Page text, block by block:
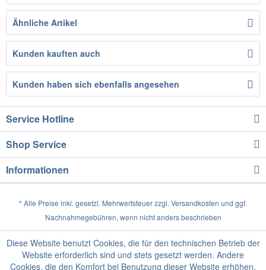
Ähnliche Artikel
Kunden kauften auch
Kunden haben sich ebenfalls angesehen
Service Hotline
Shop Service
Informationen
* Alle Preise inkl. gesetzl. Mehrwertsteuer zzgl. Versandkosten und ggf.
Nachnahmegebühren, wenn nicht anders beschrieben
Diese Website benutzt Cookies, die für den technischen Betrieb der
Website erforderlich sind und stets gesetzt werden. Andere
Cookies, die den Komfort bei Benutzung dieser Website erhöhen,